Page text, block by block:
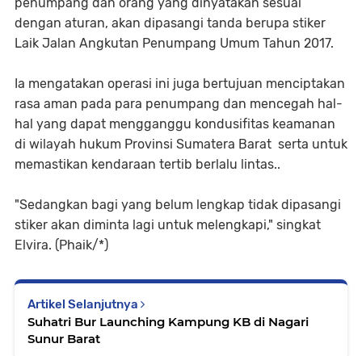
dengan aturan, akan dipasangi tanda berupa stiker
Laik Jalan Angkutan Penumpang Umum Tahun 2017.
Ia mengatakan operasi ini juga bertujuan menciptakan
rasa aman pada para penumpang dan mencegah hal-
hal yang dapat mengganggu kondusifitas keamanan
di wilayah hukum Provinsi Sumatera Barat serta untuk
memastikan kendaraan tertib berlalu lintas..
"Sedangkan bagi yang belum lengkap tidak dipasangi
stiker akan diminta lagi untuk melengkapi," singkat
Elvira. (Phaik/*)
Artikel Selanjutnya
Suhatri Bur Launching Kampung KB di Nagari
Sunur Barat